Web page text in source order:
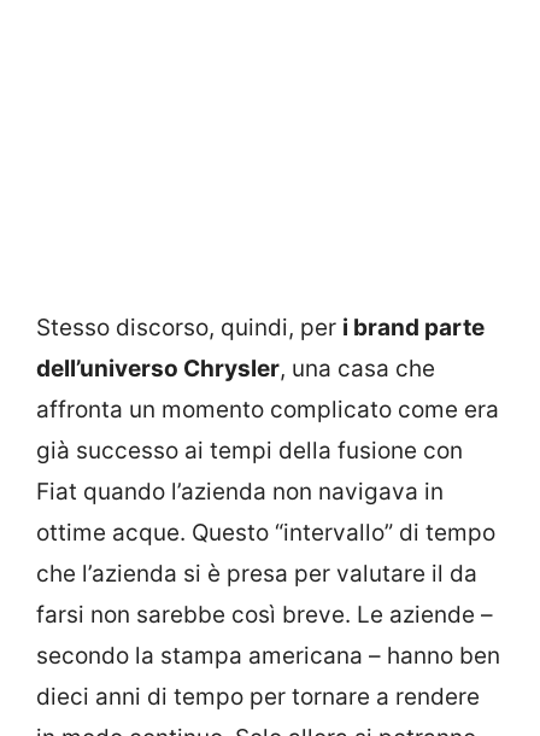
Stesso discorso, quindi, per i brand parte
dell’universo Chrysler, una casa che
affronta un momento complicato come era
già successo ai tempi della fusione con
Fiat quando l’azienda non navigava in
ottime acque. Questo “intervallo” di tempo
che l’azienda si è presa per valutare il da
farsi non sarebbe così breve. Le aziende –
secondo la stampa americana – hanno ben
dieci anni di tempo per tornare a rendere